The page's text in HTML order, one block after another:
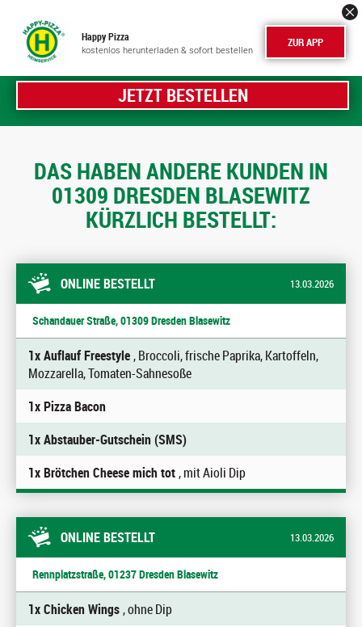
Happy Pizza
kostenlos herunterladen & sofort bestellen ZUR APP
JETZT BESTELLEN
DAS HABEN ANDERE KUNDEN IN
01309 DRESDEN BLASEWITZ
KÜRZLICH BESTELLT:
ONLINE BESTELLT 13.03.2026
Schandauer Straße, 01309 Dresden Blasewitz
1x Auflauf Freestyle, Broccoli, frische Paprika, Kartoffeln,
Mozzarella, Tomaten-Sahnesoße
1x Pizza Bacon
1x Abstauber-Gutschein (SMS)
1x Brötchen Cheese mich tot, mit Aioli Dip
ONLINE BESTELLT 13.03.2026
Rennplatzstraße, 01237 Dresden Blasewitz
1x Chicken Wings, ohne Dip